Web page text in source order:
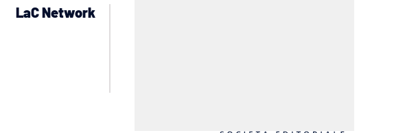
LaC Network